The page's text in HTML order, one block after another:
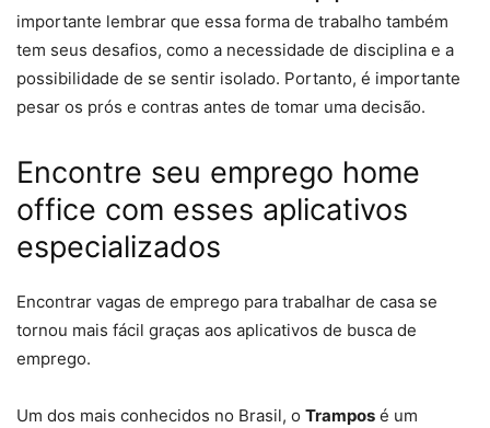
importante lembrar que essa forma de trabalho também
tem seus desafios, como a necessidade de disciplina e a
possibilidade de se sentir isolado. Portanto, é importante
pesar os prós e contras antes de tomar uma decisão.
Encontre seu emprego home
office com esses aplicativos
especializados
Encontrar vagas de emprego para trabalhar de casa se
tornou mais fácil graças aos aplicativos de busca de
emprego.
Um dos mais conhecidos no Brasil, o Trampos é um